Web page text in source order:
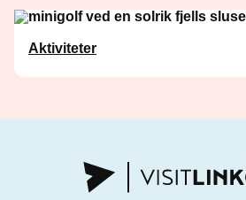
Aktiviteter